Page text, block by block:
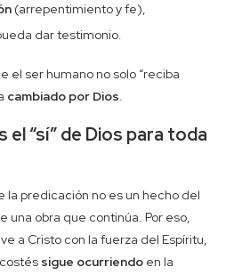
(arrepentimiento y fe),
dar testimonio.
el ser humano no solo “reciba
cambiado por Dios.
“sí” de Dios para toda
la predicación no es un hecho del
una obra que continúa. Por eso,
a Cristo con la fuerza del Espíritu,
sigue ocurriendo en la